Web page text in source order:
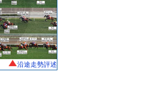
沿途走勢評述